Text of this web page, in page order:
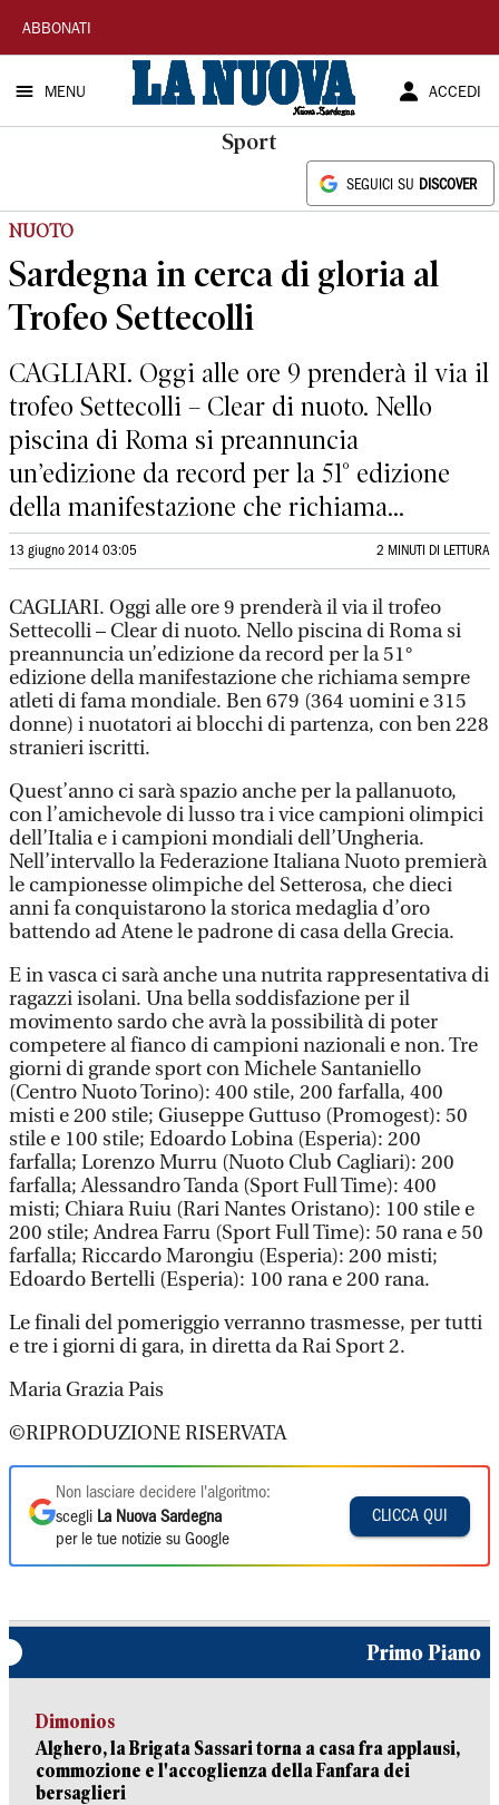
La
Nuova
Sardegna
ABBONATI
MENU ACCEDI
Sport
SEGUICI SU DISCOVER
NUOTO
Sardegna in cerca di gloria al
Trofeo Settecolli
CAGLIARI. Oggi alle ore 9 prenderà il via il
trofeo Settecolli – Clear di nuoto. Nello
piscina di Roma si preannuncia
un’edizione da record per la 51° edizione
della manifestazione che richiama...
13 giugno 2014 03:05 2 MINUTI DI LETTURA
CAGLIARI. Oggi alle ore 9 prenderà il via il trofeo
Settecolli – Clear di nuoto. Nello piscina di Roma si
preannuncia un’edizione da record per la 51°
edizione della manifestazione che richiama sempre
atleti di fama mondiale. Ben 679 (364 uomini e 315
donne) i nuotatori ai blocchi di partenza, con ben 228
stranieri iscritti.
Quest’anno ci sarà spazio anche per la pallanuoto,
con l’amichevole di lusso tra i vice campioni olimpici
dell’Italia e i campioni mondiali dell’Ungheria.
Nell’intervallo la Federazione Italiana Nuoto premierà
le campionesse olimpiche del Setterosa, che dieci
anni fa conquistarono la storica medaglia d’oro
battendo ad Atene le padrone di casa della Grecia.
E in vasca ci sarà anche una nutrita rappresentativa di
ragazzi isolani. Una bella soddisfazione per il
movimento sardo che avrà la possibilità di poter
competere al fianco di campioni nazionali e non. Tre
giorni di grande sport con Michele Santaniello
(Centro Nuoto Torino): 400 stile, 200 farfalla, 400
misti e 200 stile; Giuseppe Guttuso (Promogest): 50
stile e 100 stile; Edoardo Lobina (Esperia): 200
farfalla; Lorenzo Murru (Nuoto Club Cagliari): 200
farfalla; Alessandro Tanda (Sport Full Time): 400
misti; Chiara Ruiu (Rari Nantes Oristano): 100 stile e
200 stile; Andrea Farru (Sport Full Time): 50 rana e 50
farfalla; Riccardo Marongiu (Esperia): 200 misti;
Edoardo Bertelli (Esperia): 100 rana e 200 rana.
Le finali del pomeriggio verranno trasmesse, per tutti
e tre i giorni di gara, in diretta da Rai Sport 2.
Maria Grazia Pais
©RIPRODUZIONE RISERVATA
Non lasciare decidere l'algoritmo:
scegli La Nuova Sardegna
per le tue notizie su Google
CLICCA QUI
Primo Piano
Dimonios
Alghero, la Brigata Sassari torna a casa fra applausi,
commozione e l'accoglienza della Fanfara dei
bersaglieri